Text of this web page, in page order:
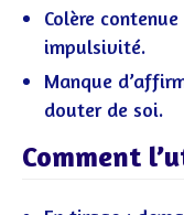
Colère
impulsivité.
Manque
douter de soi.
Comment